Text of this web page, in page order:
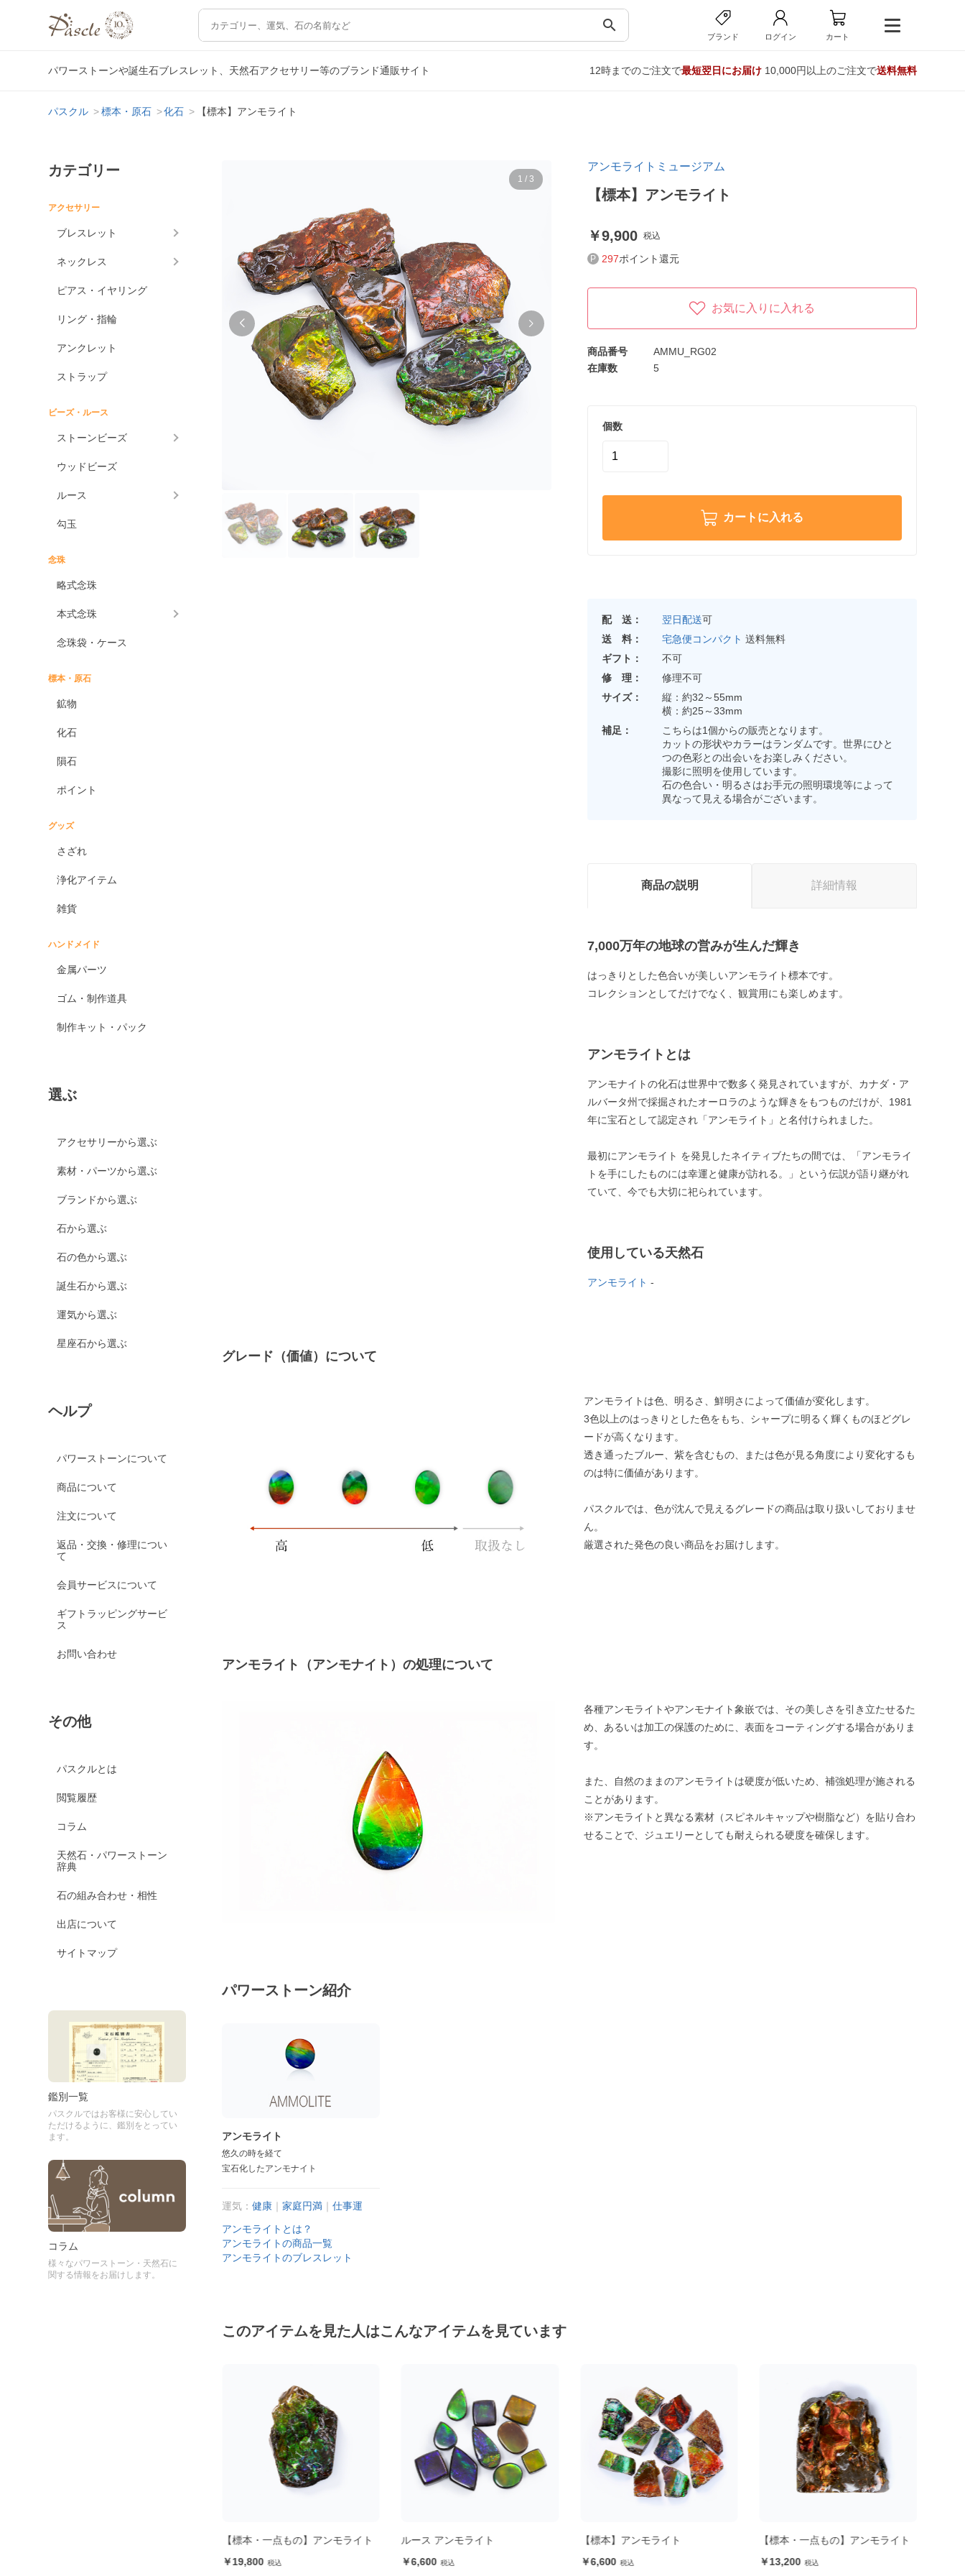
search
ブランド ログイン カート
パワーストーンや誕生石ブレスレット、天然石アクセサリー等のブランド通販サイト 12時までのご注文で最短翌日にお届け10,000円以上のご注文で送料無料
パスクル 標本・原石 化石 【標本】アンモライト
カテゴリー
アクセサリー
ブレスレット
ネックレス
ピアス・イヤリング
リング・指輪
アンクレット
ストラップ
ビーズ・ルース
ストーンビーズ
ウッドビーズ
ルース
勾玉
念珠
略式念珠
本式念珠
念珠袋・ケース
標本・原石
鉱物
化石
隕石
ポイント
グッズ
さざれ
浄化アイテム
雑貨
ハンドメイド
金属パーツ
ゴム・制作道具
制作キット・パック
選ぶ
アクセサリーから選ぶ
素材・パーツから選ぶ
ブランドから選ぶ
石から選ぶ
石の色から選ぶ
誕生石から選ぶ
運気から選ぶ
星座石から選ぶ
ヘルプ
パワーストーンについて
商品について
注文について
返品・交換・修理につい
て
会員サービスについて
ギフトラッピングサービ
ス
お問い合わせ
その他
パスクルとは
閲覧履歴
コラム
天然石・パワーストーン
辞典
石の組み合わせ・相性
出店について
サイトマップ
鑑別一覧
パスクルではお客様に安心してい
ただけるように、鑑別をとってい
ます。
コラム
様々なパワーストーン・天然石に
関する情報をお届けします。
1 / 3
アンモライトミュージアム
【標本】アンモライト
9,900 税込
297ポイント還元
お気に入りに入れる
商品番号
AMMU_RG02
在庫数
5
個数
カートに入れる
配 送： 翌日配送可
送 料：
宅急便コンパクト 送料無料
ギフト：
不可
修 理：
修理不可
サイズ：
縦：約32～55mm
横：約25～33mm
補足：
こちらは1個からの販売となります。
カットの形状やカラーはランダムです。世界にひと
つの色彩との出会いをお楽しみください。
撮影に照明を使用しています。
石の色合い・明るさはお手元の照明環境等によって
異なって見える場合がございます。
商品の説明 詳細情報
7,000万年の地球の営みが生んだ輝き
はっきりとした色合いが美しいアンモライト標本です。
コレクションとしてだけでなく、観賞用にも楽しめます。
アンモライトとは
アンモナイトの化石は世界中で数多く発見されていますが、カナダ・ア
ルバータ州で採掘されたオーロラのような輝きをもつものだけが、1981
年に宝石として認定され「アンモライト」と名付けられました。
最初にアンモライト を発見したネイティブたちの間では、「アンモライ
トを手にしたものには幸運と健康が訪れる。」という伝説が語り継がれ
ていて、今でも大切に祀られています。
使用している天然石
アンモライト -
グレード（価値）について
アンモライトは色、明るさ、鮮明さによって価値が変化します。
3色以上のはっきりとした色をもち、シャープに明るく輝くものほどグレ
ードが高くなります。
透き通ったブルー、紫を含むもの、または色が見る角度により変化するも
のは特に価値があります。
パスクルでは、色が沈んで見えるグレードの商品は取り扱いしておりませ
ん。
厳選された発色の良い商品をお届けします。
アンモライト（アンモナイト）の処理について
各種アンモライトやアンモナイト象嵌では、その美しさを引き立たせるた
め、あるいは加工の保護のために、表面をコーティングする場合がありま
す。
また、自然のままのアンモライトは硬度が低いため、補強処理が施される
ことがあります。
※アンモライトと異なる素材（スピネルキャップや樹脂など）を貼り合わ
せることで、ジュエリーとしても耐えられる硬度を確保します。
パワーストーン紹介
アンモライト
悠久の時を経て
宝石化したアンモナイト
運気：健康 ｜家庭円満 ｜仕事運
アンモライトとは？
アンモライトの商品一覧
アンモライトのブレスレット
このアイテムを見た人はこんなアイテムを見ています
【標本・一点もの】アンモライト
19,800
ルース アンモライト
6,600
【標本】アンモライト
6,600
【標本・一点もの】アンモライト
13,200